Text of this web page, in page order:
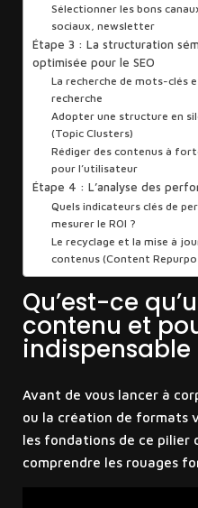
Sélectionner les bons
sociaux, newsletter
Étape 3 : La structuration
optimisée pour le SEO
La recherche de mots-clés
recherche
Adopter une structure en
(Topic Clusters)
Rédiger des contenus à
pour l’utilisateur
Étape 4 : L’analyse des
Quels indicateurs clés de
mesurer le ROI ?
Le recyclage et la mise à
contenus (Content
Qu’est-ce
contenu et
indispensable
Avant de vous lancer à
ou la création de formats
les fondations de ce pilier
comprendre les rouages